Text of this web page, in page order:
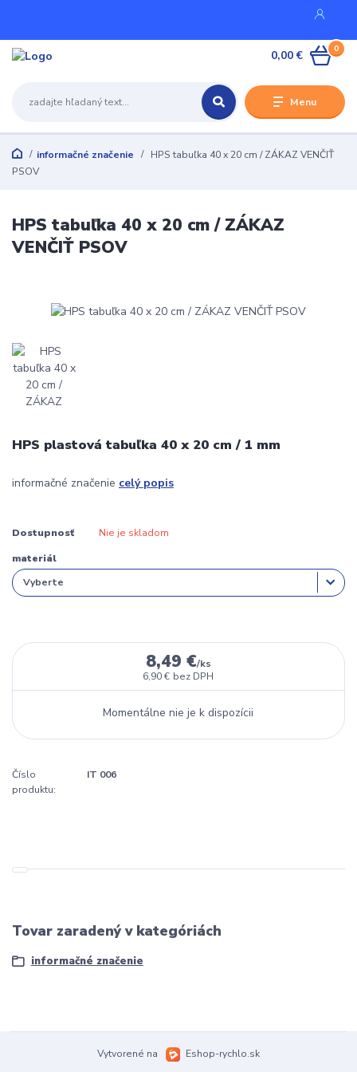
Menu
0
0,00 €
informačné značenie
HPS tabuľka 40 x 20 cm / ZÁKAZ VENČIŤ
PSOV
HPS tabuľka 40 x 20 cm / ZÁKAZ
VENČIŤ PSOV
HPS plastová tabuľka 40 x 20 cm / 1 mm
informačné značenie celý popis
Dostupnosť Nie je skladom
materiál
8,49 €/ks
6,90 € bez DPH
Momentálne nie je k dispozícii
Číslo
produktu:
IT 006
Tovar zaradený v kategóriách
informačné značenie
Vytvorené na Eshop-rychlo.sk